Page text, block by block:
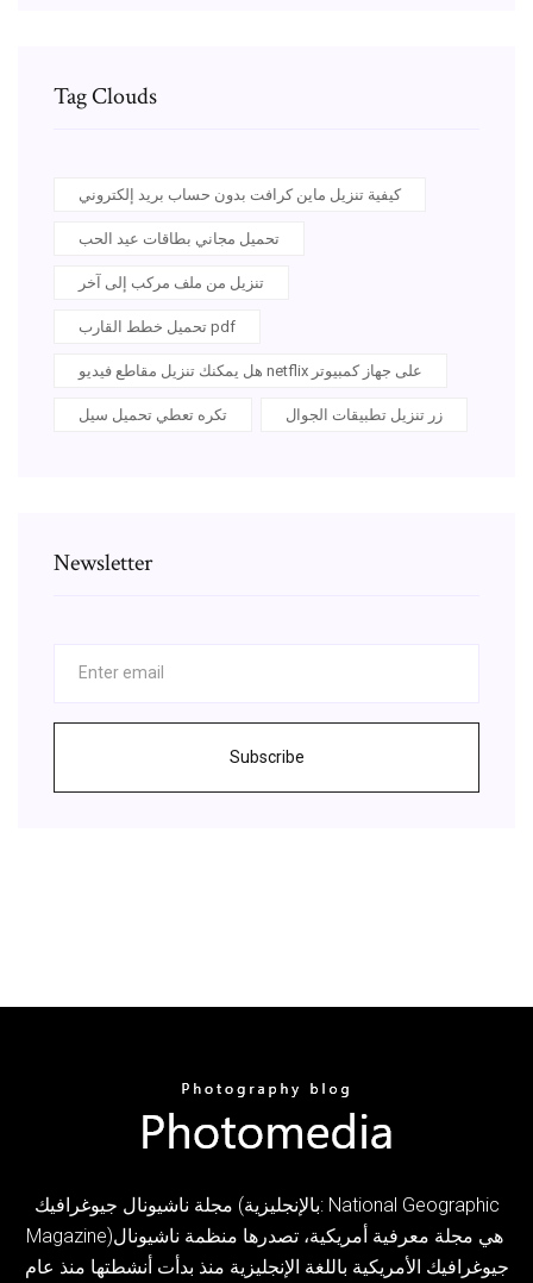
Tag Clouds
كيفية تنزيل ماين كرافت بدون حساب بريد إلكتروني
تحميل مجاني بطاقات عيد الحب
تنزيل من ملف مركب إلى آخر
تحميل خطط القارب pdf
هل يمكنك تنزيل مقاطع فيديو netflix على جهاز كمبيوتر
تكره تعطي تحميل سيل زر تنزيل تطبيقات الجوال
Newsletter
Subscribe
مجلة ناشيونال جيوغرافيك (بالإنجليزية: National Geographic
Magazine)‏ هي مجلة معرفية أمريكية، تصدرها منظمة ناشيونال
جيوغرافيك الأمريكية باللغة الإنجليزية منذ بدأت أنشطتها منذ عام